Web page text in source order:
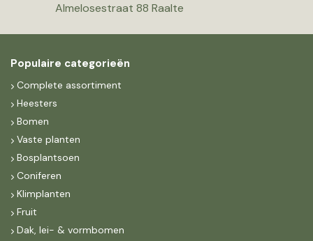
Almelosestraat 88 Raalte
Populaire categorieën
Complete assortiment
Heesters
Bomen
Vaste planten
Bosplantsoen
Coniferen
Klimplanten
Fruit
Dak, lei- & vormbomen